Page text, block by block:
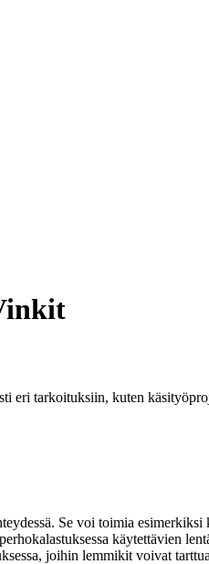
eri tarkoituksiin, kuten
Se voi toimia
käytettävien
joihin lemmikit voivat